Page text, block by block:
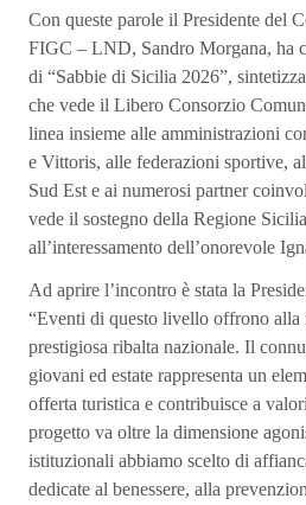
Con queste parole il Presidente del
FIGC – LND, Sandro Morgana, ha
di “Sabbie di Sicilia 2026”,
che vede il Libero Consorzio
linea insieme alle amministrazioni
e Vittoris, alle federazioni sportive,
Sud Est e ai numerosi partner
vede il sostegno della Regione
all’interessamento dell’onorevole
Ad aprire l’incontro è stata la
“Eventi di questo livello offrono alla
prestigiosa ribalta nazionale. Il
giovani ed estate rappresenta un
offerta turistica e contribuisce a
progetto va oltre la dimensione
istituzionali abbiamo scelto di
dedicate al benessere, alla